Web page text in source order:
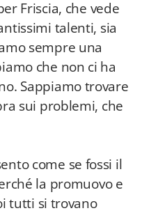
Friscia, che vede
talenti, sia
sempre una
che non ci ha
Sappiamo trovare
sui problemi, che
come se fossi il
la promuovo e
tutti si trovano